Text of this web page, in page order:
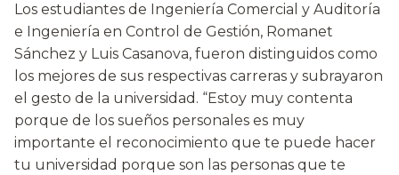
Los estudiantes de Ingeniería Comercial y Auditoría
e Ingeniería en Control de Gestión, Romanet
Sánchez y Luis Casanova, fueron distinguidos como
los mejores de sus respectivas carreras y subrayaron
el gesto de la universidad. “Estoy muy contenta
porque de los sueños personales es muy
importante el reconocimiento que te puede hacer
tu universidad porque son las personas que te